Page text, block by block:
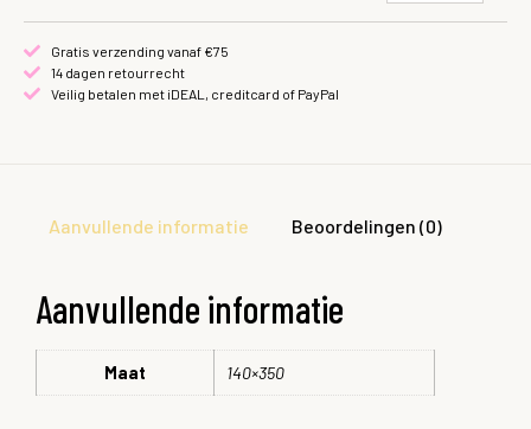
Gratis verzending vanaf €75
14 dagen retourrecht
Veilig betalen met iDEAL, creditcard of PayPal
Aanvullende informatie Beoordelingen (0)
Aanvullende informatie
Maat 140×350